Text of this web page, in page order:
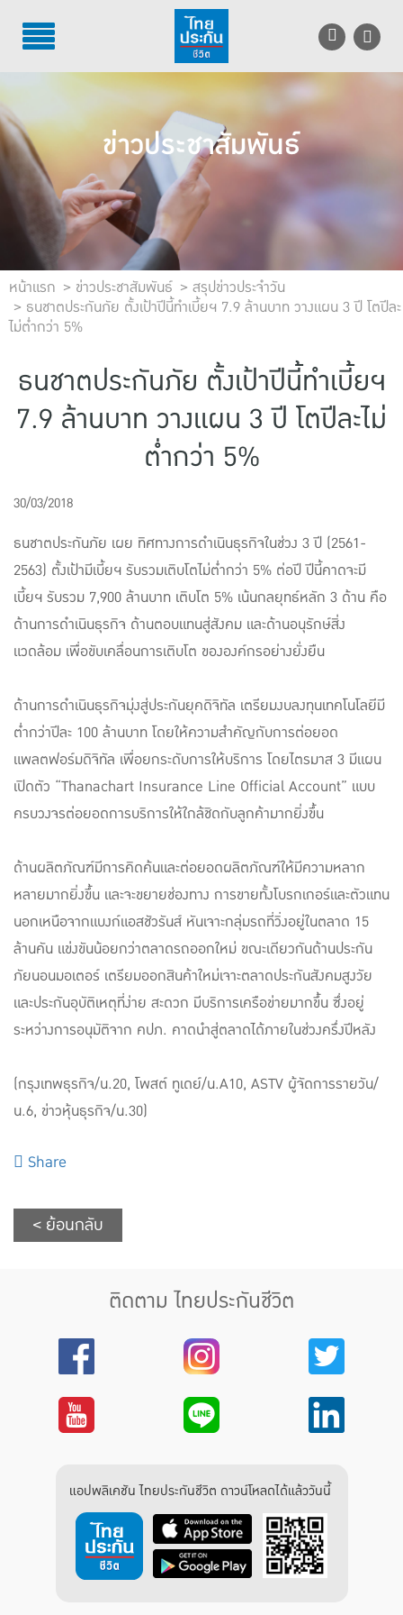
TH EN
บริการลูกค้า
บริการตัวแทน
รู้จักไทยประกันชีวิต
นักลงทุนสัมพันธ์
เพื่อสังคมไทย
ติดต่อไทยประกันชีวิต
บทความ
แบบประกันทั้งหมด
แบบประกันที่เหมาะกับช่วงอายุ
เปรียบเทียบแบบประกัน
เลือกแบบประกันที่เหมาะกับคุณ
TL Learning Center
ข่าวประชาสัมพันธ์
หน้าแรก ข่าวประชาสัมพันธ์
สรุปข่าวประจำวัน
ธนชาตประกันภัย ตั้งเป้าปีนี้ทำเบี้ยฯ 7.9 ล้านบาท วางแผน 3 ปี โตปีละ
ไม่ต่ำกว่า 5%
ธนชาตประกันภัย ตั้งเป้าปีนี้ทำเบี้ยฯ
7.9 ล้านบาท วางแผน 3 ปี โตปีละไม่
ต่ำกว่า 5%
30/03/2018
ธนชาตประกันภัย เผย ทิศทางการดำเนินธุรกิจในช่วง 3 ปี (2561-
2563) ตั้งเป้ามีเบี้ยฯ รับรวมเติบโตไม่ต่ำกว่า 5% ต่อปี ปีนี้คาดจะมี
เบี้ยฯ รับรวม 7,900 ล้านบาท เติบโต 5% เน้นกลยุทธ์หลัก 3 ด้าน คือ
ด้านการดำเนินธุรกิจ ด้านตอบแทนสู่สังคม และด้านอนุรักษ์สิ่ง
แวดล้อม เพื่อขับเคลื่อนการเติบโต ขององค์กรอย่างยั่งยืน
ด้านการดำเนินธุรกิจมุ่งสู่ประกันยุคดิจิทัล เตรียมงบลงทุนเทคโนโลยีมี
ต่ำกว่าปีละ 100 ล้านบาท โดยให้ความสำคัญกับการต่อยอด
แพลตฟอร์มดิจิทัล เพื่อยกระดับการให้บริการ โดยไตรมาส 3 มีแผน
เปิดตัว “Thanachart Insurance Line Official Account” แบบ
ครบวงจรต่อยอดการบริการให้ใกล้ชิดกับลูกค้ามากยิ่งขึ้น
ด้านผลิตภัณฑ์มีการคิดค้นและต่อยอดผลิตภัณฑ์ให้มีความหลาก
หลายมากยิ่งขึ้น และจะขยายช่องทาง การขายทั้งโบรกเกอร์และตัวแทน
นอกเหนือจากแบงก์แอสชัวรันส์ หันเจาะกลุ่มรถที่วิ่งอยู่ในตลาด 15
ล้านคัน แข่งขันน้อยกว่าตลาดรถออกใหม่ ขณะเดียวกันด้านประกัน
ภัยนอนมอเตอร์ เตรียมออกสินค้าใหม่เจาะตลาดประกันสังคมสูงวัย
และประกันอุบัติเหตุที่ง่าย สะดวก มีบริการเครือข่ายมากขึ้น ซึ่งอยู่
ระหว่างการอนุมัติจาก คปภ. คาดนำสู่ตลาดได้ภายในช่วงครึ่งปีหลัง
(กรุงเทพธุรกิจ/น.20, โพสต์ ทูเดย์/น.A10, ASTV ผู้จัดการรายวัน/
น.6, ข่าวหุ้นธุรกิจ/น.30)
Share
< ย้อนกลับ
ติดตาม ไทยประกันชีวิต
แอปพลิเคชัน ไทยประกันชีวิต ดาวน์โหลดได้แล้ววันนี้